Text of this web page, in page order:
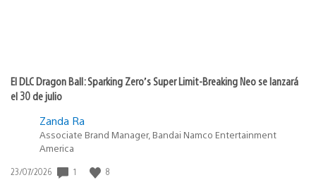
El DLC Dragon Ball: Sparking Zero’s Super Limit-Breaking Neo se lanzará
el 30 de julio
Zanda Ra
Associate Brand Manager, Bandai Namco Entertainment
America
Fecha
23/07/2026 1 8